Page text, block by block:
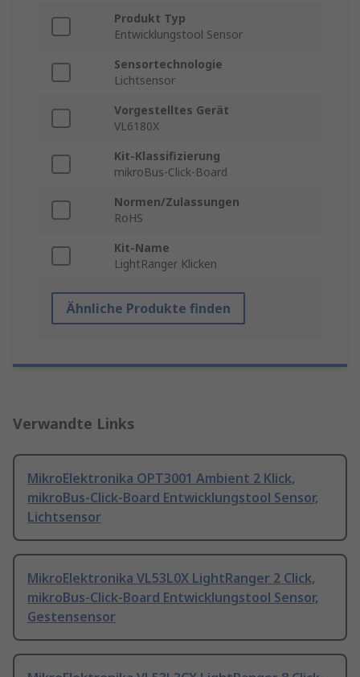
Produkt Typ
Entwicklungstool Sensor
Sensortechnologie
Lichtsensor
Vorgestelltes Gerät
VL6180X
Kit-Klassifizierung
mikroBus-Click-Board
Normen/Zulassungen
RoHS
Kit-Name
LightRanger Klicken
Ähnliche Produkte finden
Verwandte Links
MikroElektronika OPT3001 Ambient 2 Klick,
mikroBus-Click-Board Entwicklungstool Sensor,
Lichtsensor
MikroElektronika VL53L0X LightRanger 2 Click,
mikroBus-Click-Board Entwicklungstool Sensor,
Gestensensor